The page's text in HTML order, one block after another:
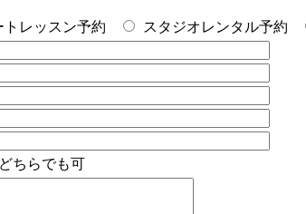
トレッスン予約
スタジオレンタル予約
どちらでも可